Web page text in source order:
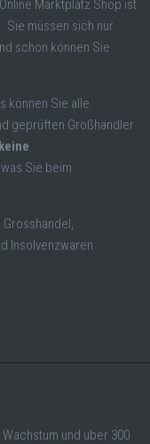
Marktplatz Shop ist
Sie müssen sich nur
schon können Sie
können Sie alle
geprüften Großhändler
keine
Sie beim
Insolvenzwaren.
und über 300